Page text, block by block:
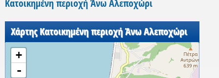
Κατοικημένη περιοχή Άνω Αλεποχώρι
Χάρτης Κατοικημένη περιοχή Άνω Αλεποχώρι
+
-